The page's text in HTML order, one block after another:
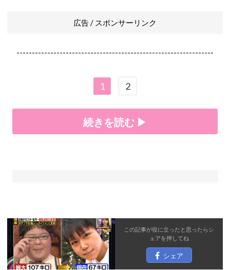
広告 / スポンサーリンク
----------------------------------------------------------------
1 2
続きを読む ▶
この記事が役に立ったと思ったらシ
ェアを押してね
シェア